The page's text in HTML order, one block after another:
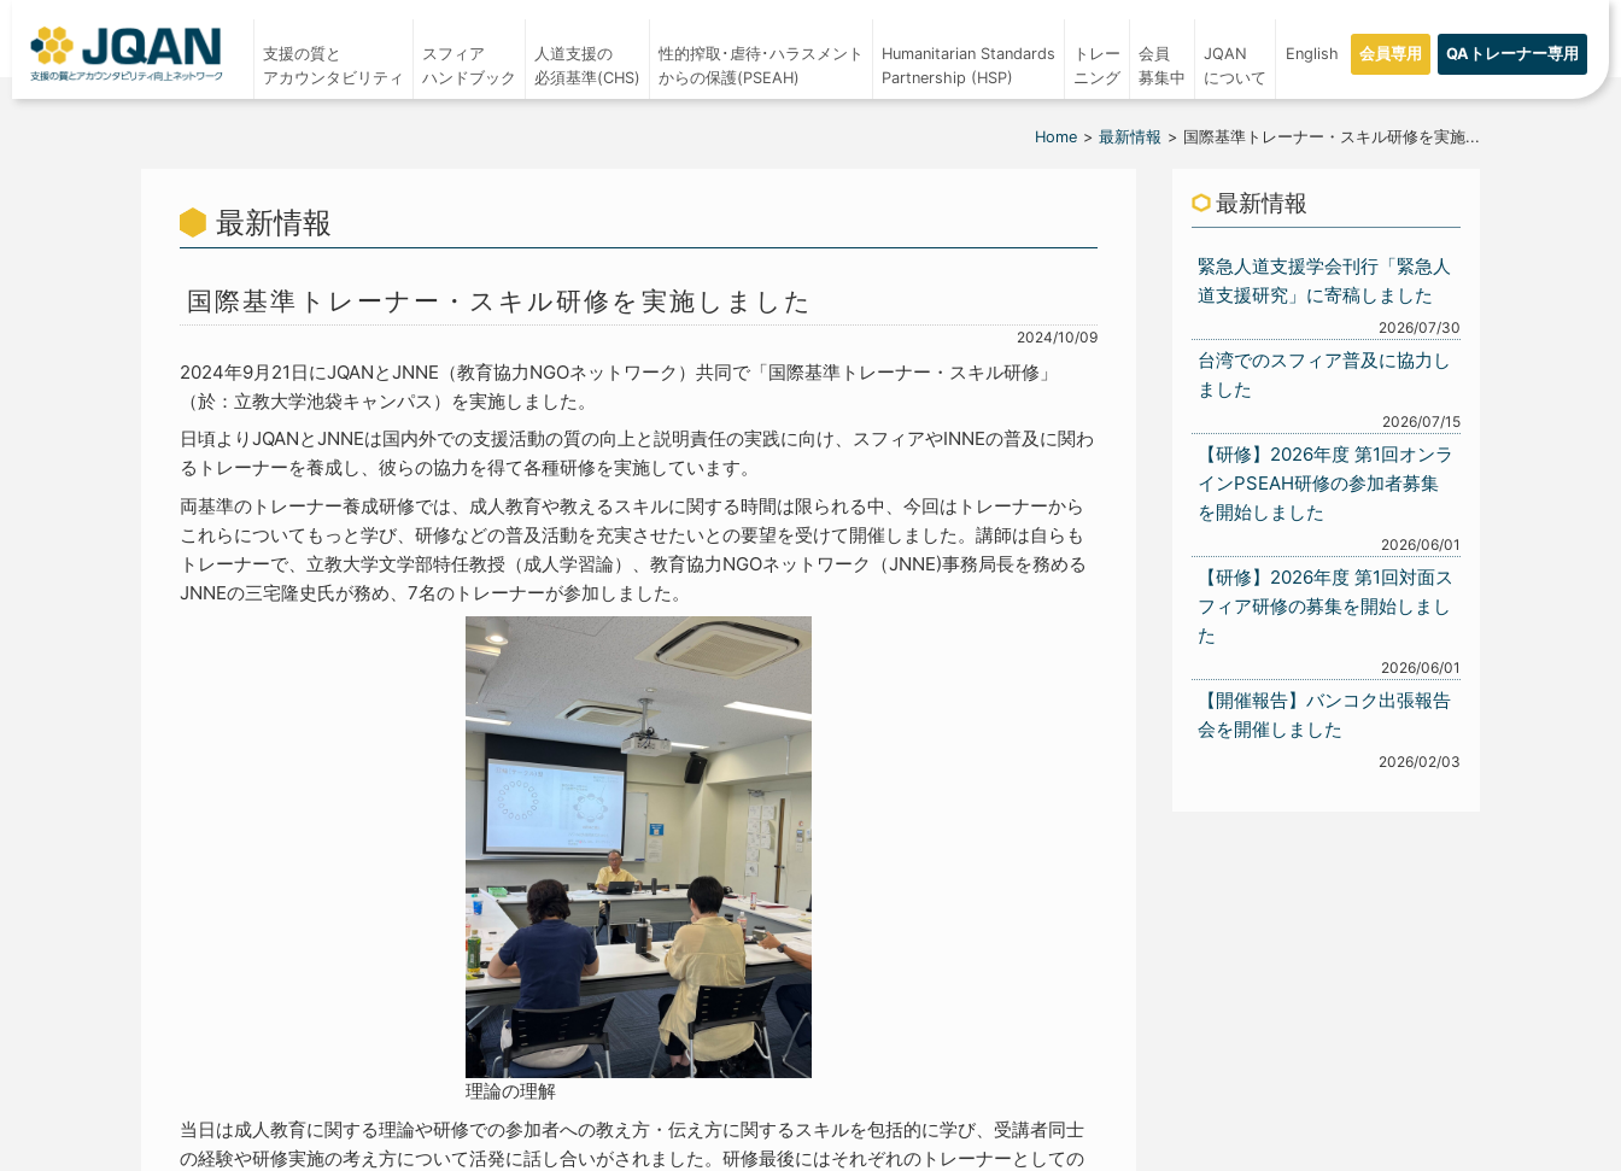
支援の質と
アカウンタビリティ
スフィア
ハンドブック
人道支援の
必須基準(CHS)
性的搾取･虐待･ハラスメント
からの保護(PSEAH)
Humanitarian Standards
Partnership (HSP)
トレー
ニング
会員
募集中
JQAN
について
English 会員専用 QAトレーナー専用
Home 最新情報 国際基準トレーナー・スキル研修を実施...
最新情報
国際基準トレーナー・スキル研修を実施しました
2024/10/09
2024年9月21日にJQANとJNNE（教育協力NGOネットワーク）共同で「国際基準トレーナー・スキル研修」
（於：立教大学池袋キャンパス）を実施しました。
日頃よりJQANとJNNEは国内外での支援活動の質の向上と説明責任の実践に向け、スフィアやINNEの普及に関わ
るトレーナーを養成し、彼らの協力を得て各種研修を実施しています。
両基準のトレーナー養成研修では、成人教育や教えるスキルに関する時間は限られる中、今回はトレーナーから
これらについてもっと学び、研修などの普及活動を充実させたいとの要望を受けて開催しました。講師は自らも
トレーナーで、立教大学文学部特任教授（成人学習論）、教育協力NGOネットワーク（JNNE)事務局長を務める
JNNEの三宅隆史氏が務め、7名のトレーナーが参加しました。
理論の理解
当日は成人教育に関する理論や研修での参加者への教え方・伝え方に関するスキルを包括的に学び、受講者同士
の経験や研修実施の考え方について活発に話し合いがされました。研修最後にはそれぞれのトレーナーとしての
最新情報
緊急人道支援学会刊行「緊急人
道支援研究」に寄稿しました
2026/07/30
台湾でのスフィア普及に協力し
ました
2026/07/15
【研修】2026年度 第1回オンラ
インPSEAH研修の参加者募集
を開始しました
2026/06/01
【研修】2026年度 第1回対面ス
フィア研修の募集を開始しまし
た
2026/06/01
【開催報告】バンコク出張報告
会を開催しました
2026/02/03